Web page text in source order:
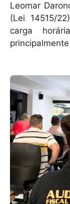
Leomar
(Lei 14515/
carga